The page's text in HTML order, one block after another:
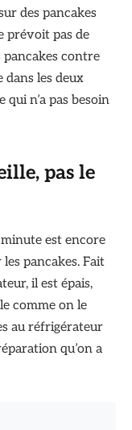
des pancakes
prévoit pas de
pancakes contre
dans les deux
n’a pas besoin
pas le
est encore
pancakes. Fait
il est épais,
comme on le
au réfrigérateur
qu’on a